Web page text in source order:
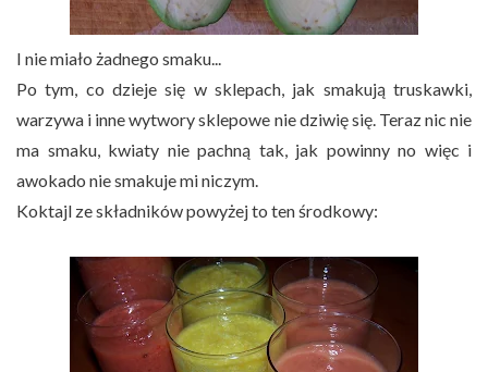
I nie miało żadnego smaku...
Po tym, co dzieje się w sklepach, jak smakują truskawki,
warzywa i inne wytwory sklepowe nie dziwię się. Teraz nic nie
ma smaku, kwiaty nie pachną tak, jak powinny no więc i
awokado nie smakuje mi niczym.
Koktajl ze składników powyżej to ten środkowy: